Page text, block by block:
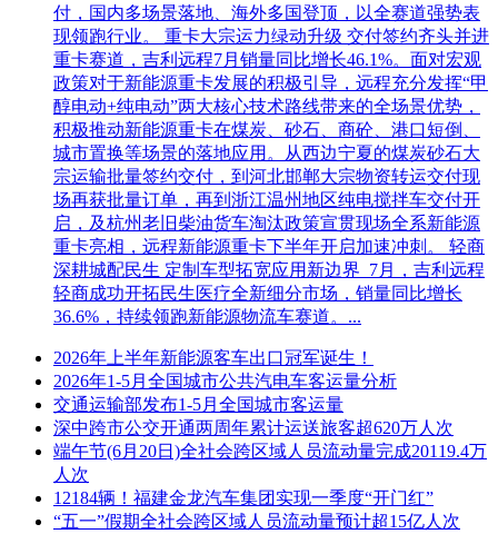
付，国内多场景落地、海外多国登顶，以全赛道强势表
现领跑行业。 重卡大宗运力绿动升级 交付签约齐头并进
重卡赛道，吉利远程7月销量同比增长46.1%。面对宏观
政策对于新能源重卡发展的积极引导，远程充分发挥“甲
醇电动+纯电动”两大核心技术路线带来的全场景优势，
积极推动新能源重卡在煤炭、砂石、商砼、港口短倒、
城市置换等场景的落地应用。从西边宁夏的煤炭砂石大
宗运输批量签约交付，到河北邯郸大宗物资转运交付现
场再获批量订单，再到浙江温州地区纯电搅拌车交付开
启，及杭州老旧柴油货车淘汰政策宣贯现场全系新能源
重卡亮相，远程新能源重卡下半年开启加速冲刺。 轻商
深耕城配民生 定制车型拓宽应用新边界 7月，吉利远程
轻商成功开拓民生医疗全新细分市场，销量同比增长
36.6%，持续领跑新能源物流车赛道。...
2026年上半年新能源客车出口冠军诞生！
2026年1-5月全国城市公共汽电车客运量分析
交通运输部发布1-5月全国城市客运量
深中跨市公交开通两周年累计运送旅客超620万人次
端午节(6月20日)全社会跨区域人员流动量完成20119.4万
人次
12184辆！福建金龙汽车集团实现一季度“开门红”
“五一”假期全社会跨区域人员流动量预计超15亿人次